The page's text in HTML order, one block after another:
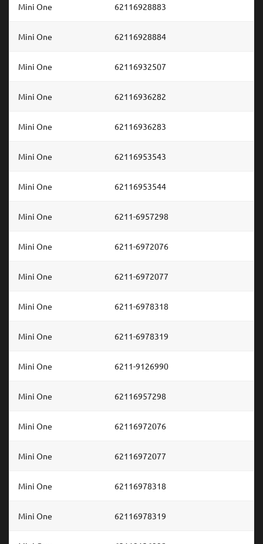
Mini One 62116928883
Mini One 62116928884
Mini One 62116932507
Mini One 62116936282
Mini One 62116936283
Mini One 62116953543
Mini One 62116953544
Mini One 6211-6957298
Mini One 6211-6972076
Mini One 6211-6972077
Mini One 6211-6978318
Mini One 6211-6978319
Mini One 6211-9126990
Mini One 62116957298
Mini One 62116972076
Mini One 62116972077
Mini One 62116978318
Mini One 62116978319